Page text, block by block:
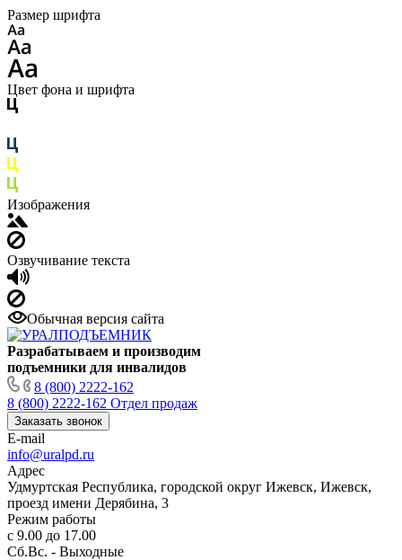
Размер шрифта
Цвет фона и шрифта
Изображения
Озвучивание текста
Обычная версия сайта
Разрабатываем и производим
подъемники для инвалидов
8 (800) 2222-162
8 (800) 2222-162 Отдел продаж
Заказать звонок
E-mail
info@uralpd.ru
Адрес
Удмуртская Республика, городской округ Ижевск, Ижевск,
проезд имени Дерябина, 3
Режим работы
с 9.00 до 17.00
Сб.Вс. - Выходные